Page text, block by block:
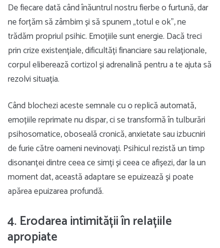
De fiecare dată când înăuntrul nostru fierbe o furtună, dar
ne forțăm să zâmbim și să spunem „totul e ok”, ne
trădăm propriul psihic. Emoțiile sunt energie. Dacă treci
prin crize existențiale, dificultăți financiare sau relaționale,
corpul eliberează cortizol și adrenalină pentru a te ajuta să
rezolvi situația.
Când blochezi aceste semnale cu o replică automată,
emoțiile reprimate nu dispar, ci se transformă în tulburări
psihosomatice, oboseală cronică, anxietate sau izbucniri
de furie către oameni nevinovați. Psihicul rezistă un timp
disonanței dintre ceea ce simți și ceea ce afișezi, dar la un
moment dat, această adaptare se epuizează și poate
apărea epuizarea profundă.
4. Erodarea intimității în relațiile
apropiate